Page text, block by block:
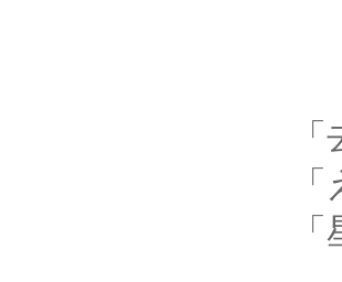
「去年
「え
「星って、